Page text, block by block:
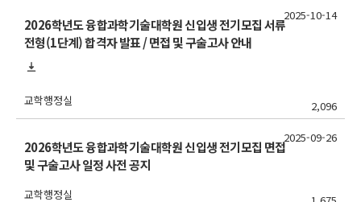
2026학년도 융합과학기술대학원 신입생 전기모집 서류
전형(1단계) 합격자 발표 / 면접 및 구술고사 안내
교학행정실 2,096
2025-10-14
2026학년도 융합과학기술대학원 신입생 전기모집 면접
및 구술고사 일정 사전 공지
교학행정실
2025-09-26